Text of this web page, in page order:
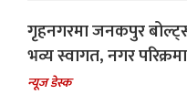
गृहनगरमा जनकपुर
भव्य स्वागत, नगर परिक्रमा
न्यूज डेस्क